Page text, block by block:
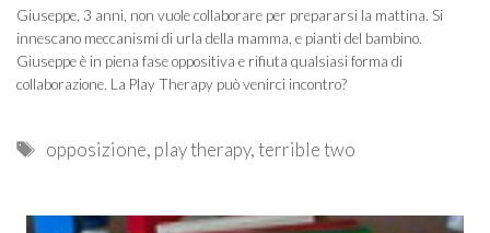
Giuseppe, 3 anni, non vuole collaborare per prepararsi la mattina. Si
innescano meccanismi di urla della mamma, e pianti del bambino.
Giuseppe è in piena fase oppositiva e rifiuta qualsiasi forma di
collaborazione. La Play Therapy può venirci incontro?
Tags
opposizione, play therapy,terrible two